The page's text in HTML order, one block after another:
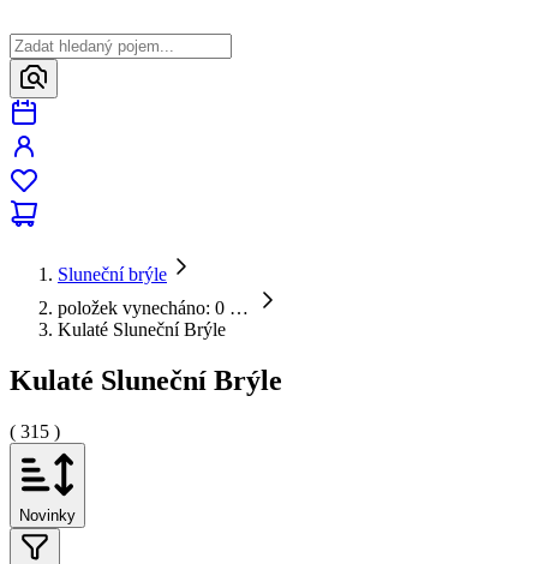
Sluneční brýle
položek vynecháno: 0 …
Kulaté Sluneční Brýle
Kulaté Sluneční Brýle
( 315 )
Novinky